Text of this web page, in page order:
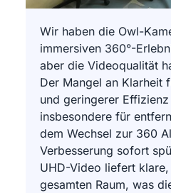
Wir haben die Owl-
immersiven 360°-
aber die Videoqualität
Der Mangel an Klarheit
und geringerer
insbesondere für
dem Wechsel zur 360
Verbesserung sofort
UHD-Video liefert
gesamten Raum, was